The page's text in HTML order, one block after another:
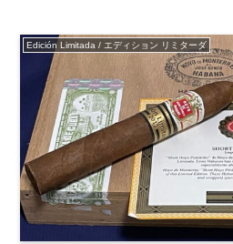
Edición Limitada / エディション リミターダ